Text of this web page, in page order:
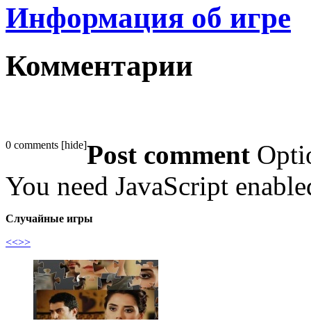
Информация об игре
Комментарии
0 comments [hide]Post comment
You need JavaScript
Случайные игры
<<>>